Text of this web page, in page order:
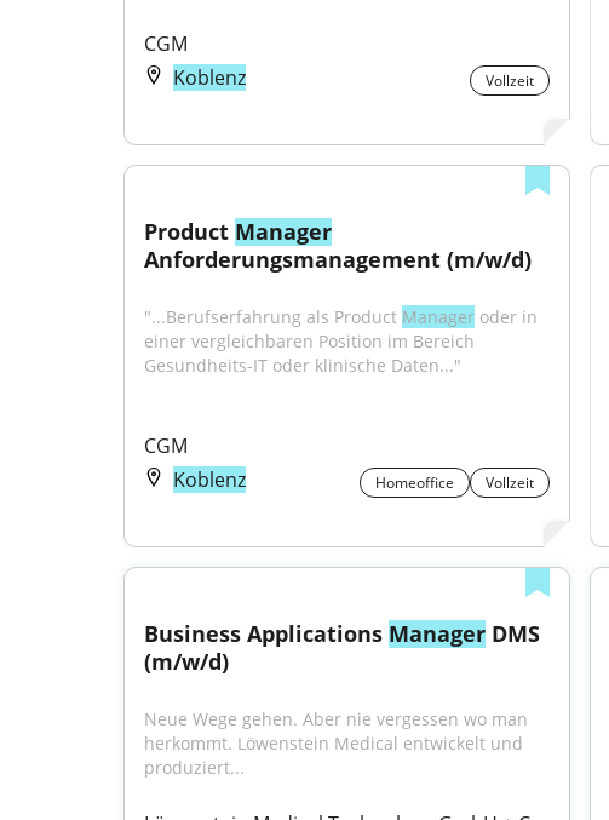
CGM
Koblenz
Vollzeit
Product Manager
Anforderungsmanagement (m/w/d)
"...Berufserfahrung als Product Manager oder in
einer vergleichbaren Position im Bereich
Gesundheits-IT oder klinische Daten..."
CGM
Koblenz
Homeoffice Vollzeit
Business Applications Manager DMS
(m/w/d)
Neue Wege gehen. Aber nie vergessen wo man
herkommt. Löwenstein Medical entwickelt und
produziert...